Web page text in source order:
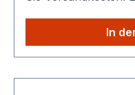
einmalig die
In